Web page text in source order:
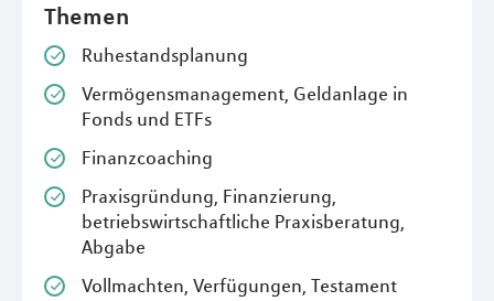
Themen
Ruhestandsplanung
Vermögensmanagement, Geldanlage in
Fonds und ETFs
Finanzcoaching
Praxisgründung, Finanzierung,
betriebswirtschaftliche Praxisberatung,
Abgabe
Vollmachten, Verfügungen, Testament